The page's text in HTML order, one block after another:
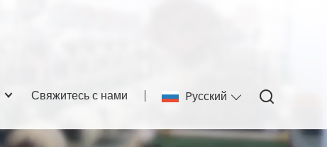
Pусский
Свяжитесь с нами